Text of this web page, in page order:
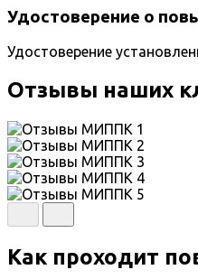
Удостоверение о
Удостоверение
Отзывы наших
Как проходит